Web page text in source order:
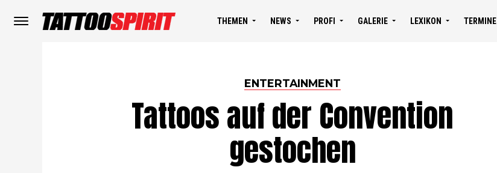
THEMEN NEWS PROFI GALERIE LEXIKON TERMINE
ENTERTAINMENT
Tattoos auf der Convention
gestochen